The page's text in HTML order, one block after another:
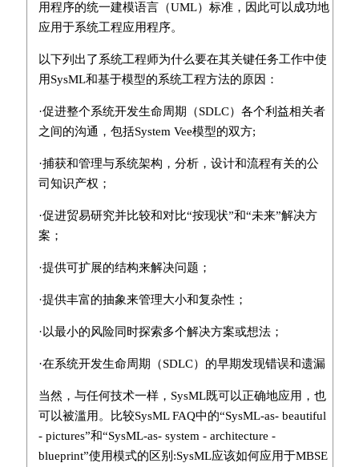
用程序的统一建模语言（UML）标准，因此可以成功地
应用于系统工程应用程序。
以下列出了系统工程师为什么要在其关键任务工作中使
用SysML和基于模型的系统工程方法的原因：
·促进整个系统开发生命周期（SDLC）各个利益相关者
之间的沟通，包括System Vee模型的双方;
·捕获和管理与系统架构，分析，设计和流程有关的公
司知识产权；
·促进贸易研究并比较和对比“按现状”和“未来”解决方
案；
·提供可扩展的结构来解决问题；
·提供丰富的抽象来管理大小和复杂性；
·以最小的风险同时探索多个解决方案或想法；
·在系统开发生命周期（SDLC）的早期发现错误和遗漏
当然，与任何技术一样，SysML既可以正确地应用，也
可以被滥用。比较SysML FAQ中的“SysML-as- beautiful
- pictures”和“SysML-as- system - architecture -
blueprint”使用模式的区别:SysML应该如何应用于MBSE